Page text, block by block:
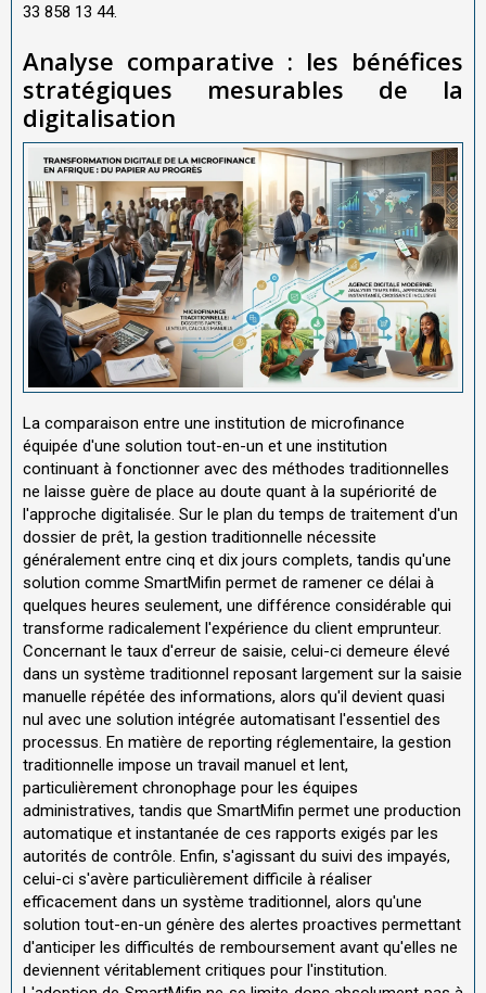
33 858 13 44.
Analyse comparative : les bénéfices
stratégiques mesurables de la
digitalisation
La comparaison entre une institution de microfinance
équipée d'une solution tout-en-un et une institution
continuant à fonctionner avec des méthodes traditionnelles
ne laisse guère de place au doute quant à la supériorité de
l'approche digitalisée. Sur le plan du temps de traitement d'un
dossier de prêt, la gestion traditionnelle nécessite
généralement entre cinq et dix jours complets, tandis qu'une
solution comme SmartMifin permet de ramener ce délai à
quelques heures seulement, une différence considérable qui
transforme radicalement l'expérience du client emprunteur.
Concernant le taux d'erreur de saisie, celui-ci demeure élevé
dans un système traditionnel reposant largement sur la saisie
manuelle répétée des informations, alors qu'il devient quasi
nul avec une solution intégrée automatisant l'essentiel des
processus. En matière de reporting réglementaire, la gestion
traditionnelle impose un travail manuel et lent,
particulièrement chronophage pour les équipes
administratives, tandis que SmartMifin permet une production
automatique et instantanée de ces rapports exigés par les
autorités de contrôle. Enfin, s'agissant du suivi des impayés,
celui-ci s'avère particulièrement difficile à réaliser
efficacement dans un système traditionnel, alors qu'une
solution tout-en-un génère des alertes proactives permettant
d'anticiper les difficultés de remboursement avant qu'elles ne
deviennent véritablement critiques pour l'institution.